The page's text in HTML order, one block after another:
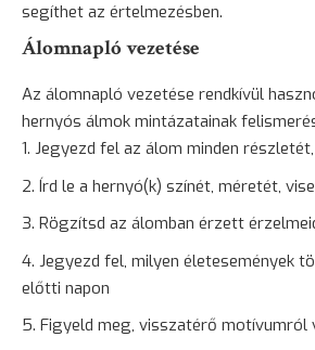
segíthet az értelmezésben.
Álomnapló vezetése
Az álomnapló vezetése rendkívül
hernyós álmok mintázatainak
Jegyezd fel az álom minden
Írd le a hernyó(k) színét, méretét,
Rögzítsd az álomban érzett
Jegyezd fel, milyen életesemények
előtti napon
Figyeld meg, visszatérő motívumról